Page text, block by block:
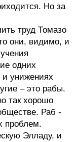
Но за
труд Томазо
они, видимо, и
одних
и унижениях
– это рабы.
так хорошо
Раб -
проблем.
Элладу, и